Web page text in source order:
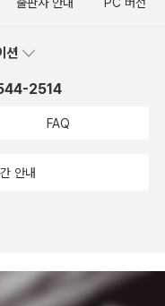
을 면접하고서 다음 주부
두고 싶은 게 있네. 자네
을 항상 명심하게. 가치투
대부분 쓰레기 취급을 당
이나 계획이었다. 당시
격 결정은 전혀 다른 요인
션
2514
FAQ
안내